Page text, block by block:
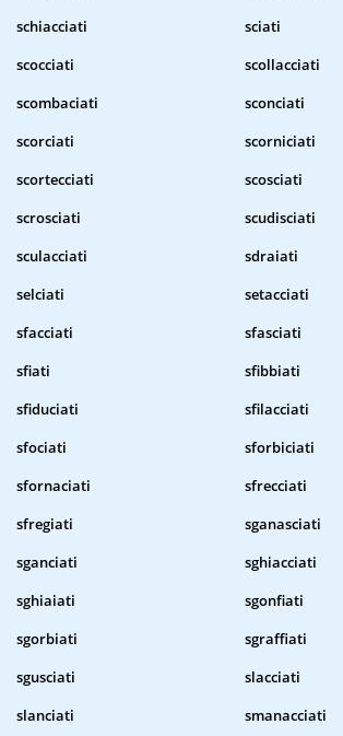
schiacciati
sciati
scocciati
scollacciati
scombaciati
sconciati
scorciati
scorniciati
scortecciati
scosciati
scrosciati
scudisciati
sculacciati
sdraiati
selciati
setacciati
sfacciati
sfasciati
sfiati
sfibbiati
sfiduciati
sfilacciati
sfociati
sforbiciati
sfornaciati
sfrecciati
sfregiati
sganasciati
sganciati
sghiacciati
sghiaiati
sgonfiati
sgorbiati
sgraffiati
sgusciati
slacciati
slanciati
smanacciati